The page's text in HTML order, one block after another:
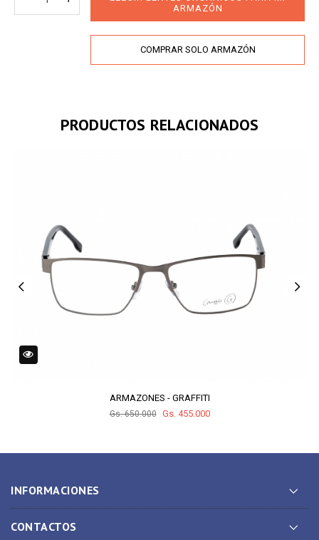
ARMAZÓN
COMPRAR SOLO ARMAZÓN
PRODUCTOS RELACIONADOS
ARMAZONES - GRAFFITI
Gs. 650.000 Gs. 455.000
INFORMACIONES
CONTACTOS